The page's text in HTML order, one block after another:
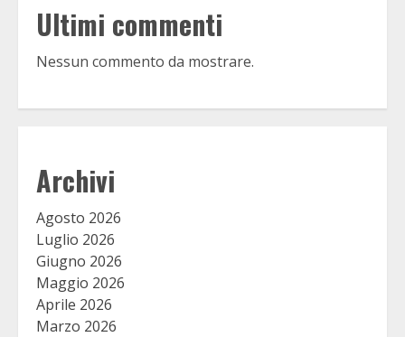
Ultimi commenti
Nessun commento da mostrare.
Archivi
Agosto 2026
Luglio 2026
Giugno 2026
Maggio 2026
Aprile 2026
Marzo 2026